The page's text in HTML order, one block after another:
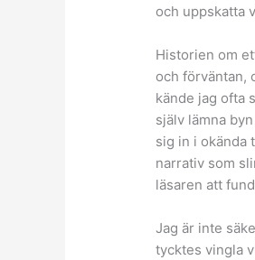
och uppskatta
Historien om
och förväntan,
kände jag ofta
själv lämna
sig in i okända
narrativ som
läsaren att
Jag är inte
tycktes vingla